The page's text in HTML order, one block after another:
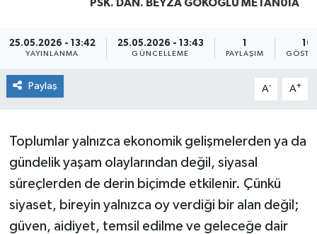
PSK. DAN. BEYZA GÖKOĞLU METAN0IA
25.05.2026 - 13:42
YAYINLANMA
25.05.2026 - 13:43
GÜNCELLEME
1
PAYLAŞIM
16
Paylaş A- A+
Toplumlar yalnızca ekonomik gelişmelerden ya da
gündelik yaşam olaylarından değil, siyasal
süreçlerden de derin biçimde etkilenir. Çünkü
siyaset, bireyin yalnızca oy verdiği bir alan değil;
güven, aidiyet, temsil edilme ve geleceğe dair